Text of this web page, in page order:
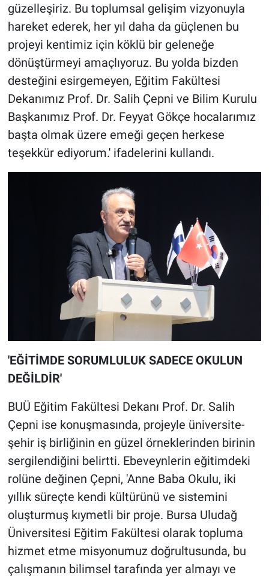
güzelleşiriz. Bu toplumsal gelişim vizyonuyla
hareket ederek, her yıl daha da güçlenen bu
projeyi kentimiz için köklü bir geleneğe
dönüştürmeyi amaçlıyoruz. Bu yolda bizden
desteğini esirgemeyen, Eğitim Fakültesi
Dekanımız Prof. Dr. Salih Çepni ve Bilim Kurulu
Başkanımız Prof. Dr. Feyyat Gökçe hocalarımız
başta olmak üzere emeği geçen herkese
teşekkür ediyorum.' ifadelerini kullandı.
'EĞİTİMDE SORUMLULUK SADECE OKULUN
DEĞİLDİR'
BUÜ Eğitim Fakültesi Dekanı Prof. Dr. Salih
Çepni ise konuşmasında, projeyle üniversite-
şehir iş birliğinin en güzel örneklerinden birinin
sergilendiğini belirtti. Ebeveynlerin eğitimdeki
rolüne değinen Çepni, 'Anne Baba Okulu, iki
yıllık süreçte kendi kültürünü ve sistemini
oluşturmuş kıymetli bir proje. Bursa Uludağ
Üniversitesi Eğitim Fakültesi olarak topluma
hizmet etme misyonumuz doğrultusunda, bu
çalışmanın bilimsel tarafında yer almayı ve